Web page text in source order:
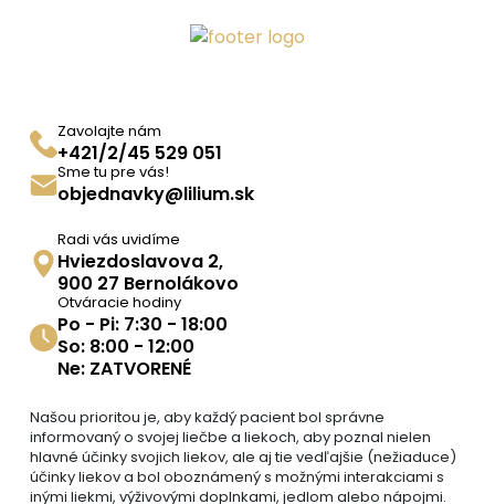
Zavolajte nám
+421/2/45 529 051
Sme tu pre vás!
objednavky@lilium.sk
Radi vás uvidíme
Hviezdoslavova 2,
900 27 Bernolákovo
Otváracie hodiny
Po - Pi: 7:30 - 18:00
So: 8:00 - 12:00
Ne: ZATVORENÉ
Našou prioritou je, aby každý pacient bol správne
informovaný o svojej liečbe a liekoch, aby poznal nielen
hlavné účinky svojich liekov, ale aj tie vedľajšie (nežiaduce)
účinky liekov a bol oboznámený s možnými interakciami s
inými liekmi, výživovými doplnkami, jedlom alebo nápojmi.